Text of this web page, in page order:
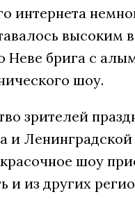
интернета
высоким
Неве брига с
шоу.
зрителей
и Ленинградской
шоу
и из других